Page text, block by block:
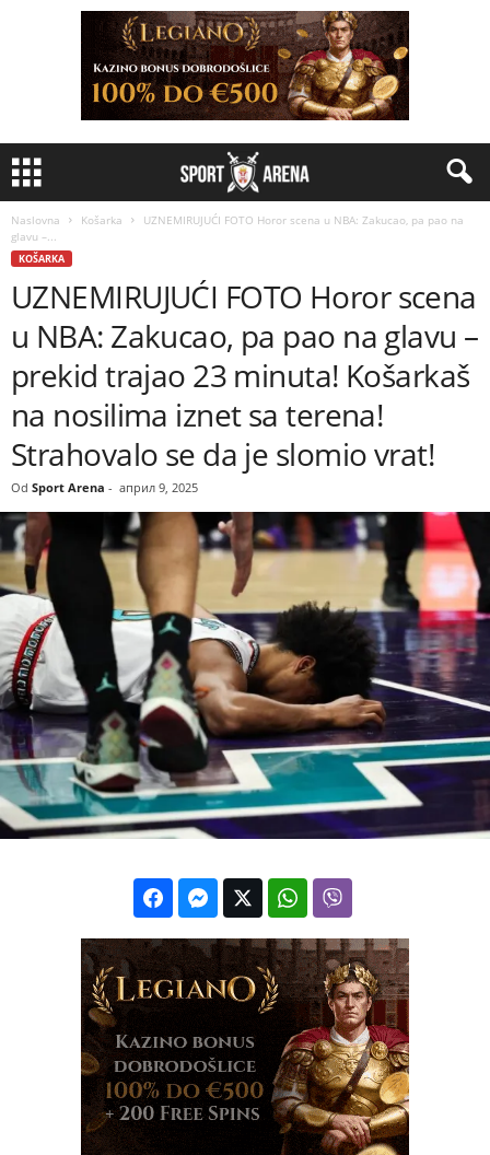
Naslovna Košarka
UZNEMIRUJUĆI FOTO Horor scena u NBA: Zakucao, pa pao na
glavu –...
KOŠARKA
UZNEMIRUJUĆI FOTO Horor scena
u NBA: Zakucao, pa pao na glavu –
prekid trajao 23 minuta! Košarkaš
na nosilima iznet sa terena!
Strahovalo se da je slomio vrat!
Od Sport Arena - април 9, 2025